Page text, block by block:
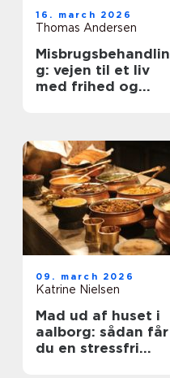
16. march 2026
Thomas Andersen
Misbrugsbehandlin
g: vejen til et liv
med frihed og
09. march 2026
Katrine Nielsen
Mad ud af huset i
aalborg: sådan får
du en stressfri